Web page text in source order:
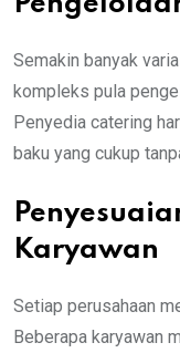
Semakin banyak
kompleks pula
Penyedia catering
baku yang cukup
Karyawan
Setiap perusahaan
Beberapa karyawan